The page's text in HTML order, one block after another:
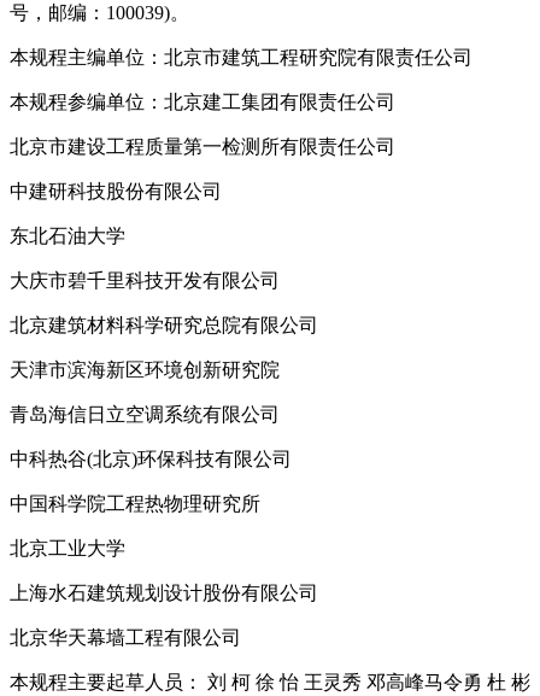
号，邮编：100039)。
本规程主编单位：北京市建筑工程研究院有限责任公司
本规程参编单位：北京建工集团有限责任公司
北京市建设工程质量第一检测所有限责任公司
中建研科技股份有限公司
东北石油大学
大庆市碧千里科技开发有限公司
北京建筑材料科学研究总院有限公司
天津市滨海新区环境创新研究院
青岛海信日立空调系统有限公司
中科热谷(北京)环保科技有限公司
中国科学院工程热物理研究所
北京工业大学
上海水石建筑规划设计股份有限公司
北京华天幕墙工程有限公司
本规程主要起草人员： 刘 柯 徐 怡 王灵秀 邓高峰马令勇 杜 彬